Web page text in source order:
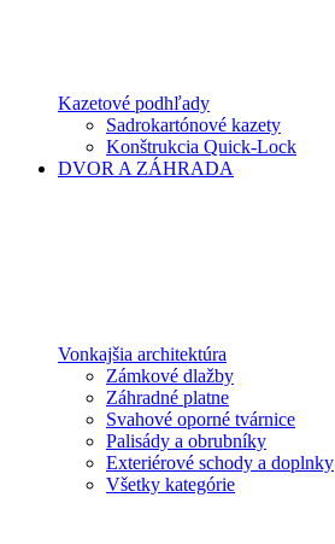
Kazetové podhľady
Sadrokartónové kazety
Konštrukcia Quick-Lock
DVOR A ZÁHRADA
Vonkajšia architektúra
Zámkové dlažby
Záhradné platne
Svahové oporné tvárnice
Palisády a obrubníky
Exteriérové schody a doplnky
Všetky kategórie